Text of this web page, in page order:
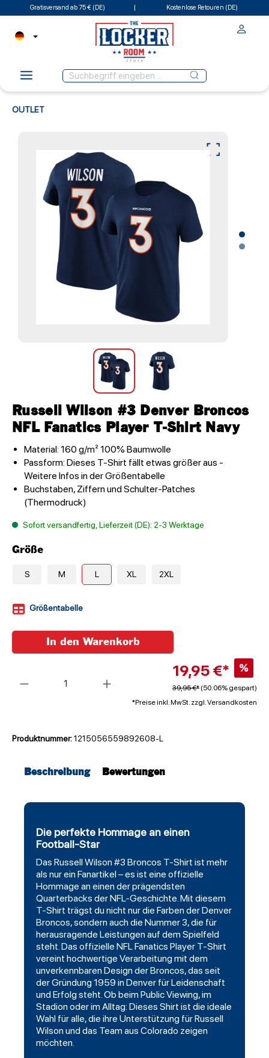
Gratisversand ab 75 € (DE) Kostenlose Retouren (DE)
OUTLET
Russell Wilson #3 Denver Broncos
NFL Fanatics Player T-Shirt Navy
Material: 160 g/m² 100% Baumwolle
Passform: Dieses T-Shirt fällt etwas größer aus -
Weitere Infos in der Größentabelle
Buchstaben, Ziffern und Schulter-Patches
(Thermodruck)
Sofort versandfertig, Lieferzeit (DE): 2-3 Werktage
Größe
S M L XL 2XL
Größentabelle
19,95 €* %
39,95 €* (50.06% gespart)
*Preise inkl. MwSt. zzgl. Versandkosten
In den Warenkorb
Produktnummer:1215056559892608-L
Beschreibung Bewertungen
Die perfekte Hommage an einen
Football-Star
Das Russell Wilson #3 Broncos T-Shirt ist mehr
als nur ein Fanartikel – es ist eine offizielle
Hommage an einen der prägendsten
Quarterbacks der NFL-Geschichte. Mit diesem
T-Shirt trägst du nicht nur die Farben derDenver
Broncos, sondern auch die Nummer 3, die für
herausragende Leistungen auf dem Spielfeld
steht. Das offizielle NFLFanatics Player T-Shirt
vereint hochwertige Verarbeitung mit dem
unverkennbaren Design der Broncos, das seit
der Gründung 1959 in Denver für Leidenschaft
und Erfolg steht. Ob beim Public Viewing, im
Stadion oder im Alltag: Dieses Shirt ist die ideale
Wahl für alle, die ihre Unterstützung für Russell
Wilson und das Team aus Colorado zeigen
möchten.